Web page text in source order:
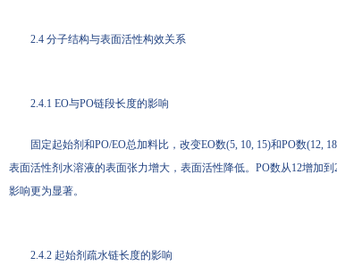
2.4 分子结构与表面活性构效关系
2.4.1 EO与PO链段长度的影响
固定起始剂和PO/EO总加料比，改变EO数(5, 10, 15)和PO数(12,
表面活性剂水溶液的表面张力增大，表面活性降低。PO数从12增加
影响更为显著。
2.4.2 起始剂疏水链长度的影响